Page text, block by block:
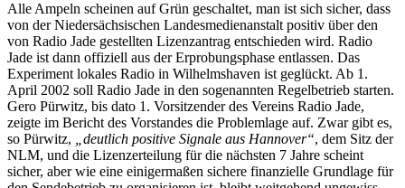
Alle Ampeln scheinen auf Grün geschaltet, man ist sich sicher, dass
von der Niedersächsischen Landesmedienanstalt positiv über den
von Radio Jade gestellten Lizenzantrag entschieden wird. Radio
Jade ist dann offiziell aus der Erprobungsphase entlassen. Das
Experiment lokales Radio in Wilhelmshaven ist geglückt. Ab 1.
April 2002 soll Radio Jade in den sogenannten Regelbetrieb starten.
Gero Pürwitz, bis dato 1. Vorsitzender des Vereins Radio Jade,
zeigte im Bericht des Vorstandes die Problemlage auf. Zwar gibt es,
so Pürwitz, „deutlich positive Signale aus Hannover“, dem Sitz der
NLM, und die Lizenzerteilung für die nächsten 7 Jahre scheint
sicher, aber wie eine einigermaßen sichere finanzielle Grundlage für